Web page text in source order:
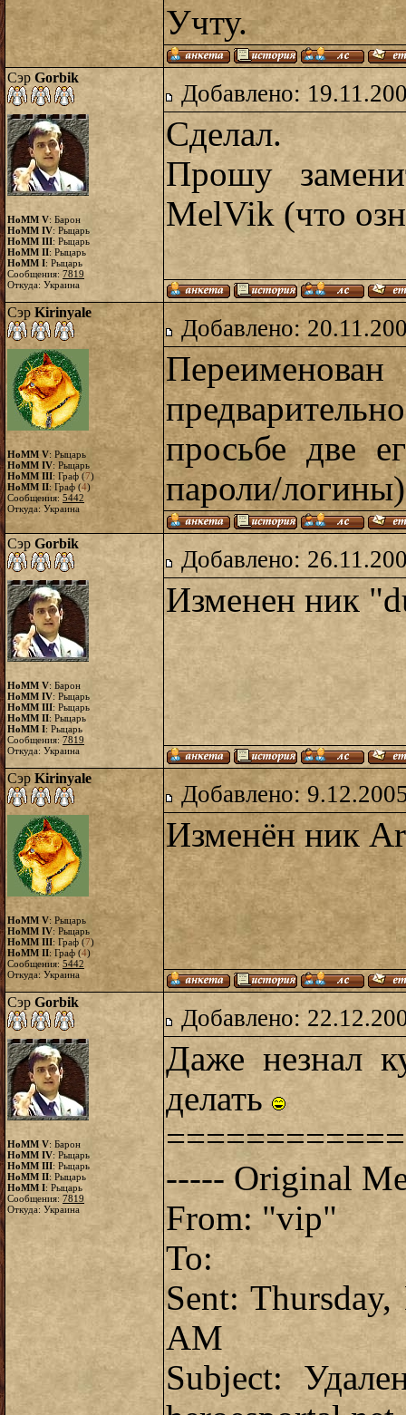
Учту.
Сэр Gorbik
HoMM V: Барон
HoMM IV: Рыцарь
HoMM III: Рыцарь
HoMM II: Рыцарь
HoMM I: Рыцарь
Сообщения: 7819
Откуда: Украина
Добавлено:
Сделал.
Прошу
MelVik (что
Сэр Kirinyale
HoMM V: Рыцарь
HoMM IV: Рыцарь
HoMM III: Граф (7)
HoMM II: Граф (4)
Сообщения: 5442
Откуда: Украина
Добавлено:
просьбе две
пароли/
Сэр Gorbik
HoMM V: Барон
HoMM IV: Рыцарь
HoMM III: Рыцарь
HoMM II: Рыцарь
HoMM I: Рыцарь
Сообщения: 7819
Откуда: Украина
Добавлено:
Изменен ник
Сэр Kirinyale
HoMM V: Рыцарь
HoMM IV: Рыцарь
HoMM III: Граф (7)
HoMM II: Граф (4)
Сообщения: 5442
Откуда: Украина
Добавлено:
Изменён ник
Сэр Gorbik
HoMM V: Барон
HoMM IV: Рыцарь
HoMM III: Рыцарь
HoMM II: Рыцарь
HoMM I: Рыцарь
Сообщения: 7819
Откуда: Украина
Добавлено:
Даже незнал
делать
----- Original
From: "vip"
To:
Sent:
AM
Subject: